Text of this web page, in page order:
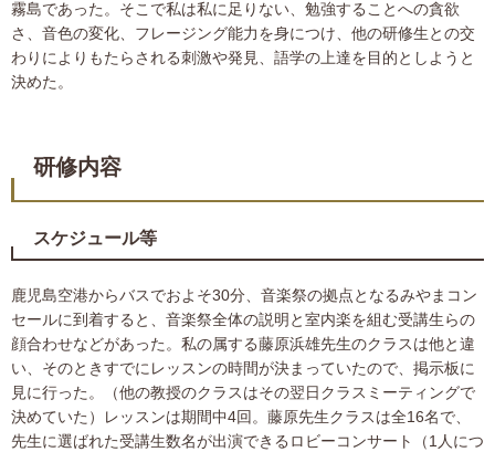
霧島であった。そこで私は私に足りない、勉強することへの貪欲
さ、音色の変化、フレージング能力を身につけ、他の研修生との交
わりによりもたらされる刺激や発見、語学の上達を目的としようと
決めた。
研修内容
スケジュール等
鹿児島空港からバスでおよそ30分、音楽祭の拠点となるみやまコン
セールに到着すると、音楽祭全体の説明と室内楽を組む受講生らの
顔合わせなどがあった。私の属する藤原浜雄先生のクラスは他と違
い、そのときすでにレッスンの時間が決まっていたので、掲示板に
見に行った。（他の教授のクラスはその翌日クラスミーティングで
決めていた）レッスンは期間中4回。藤原先生クラスは全16名で、
先生に選ばれた受講生数名が出演できるロビーコンサート（1人につ